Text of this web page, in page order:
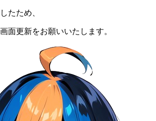
たため、
面更新をお願いいたします。